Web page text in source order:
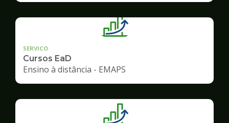
SERVICO
Cursos EaD
Ensino à distância - EMAPS